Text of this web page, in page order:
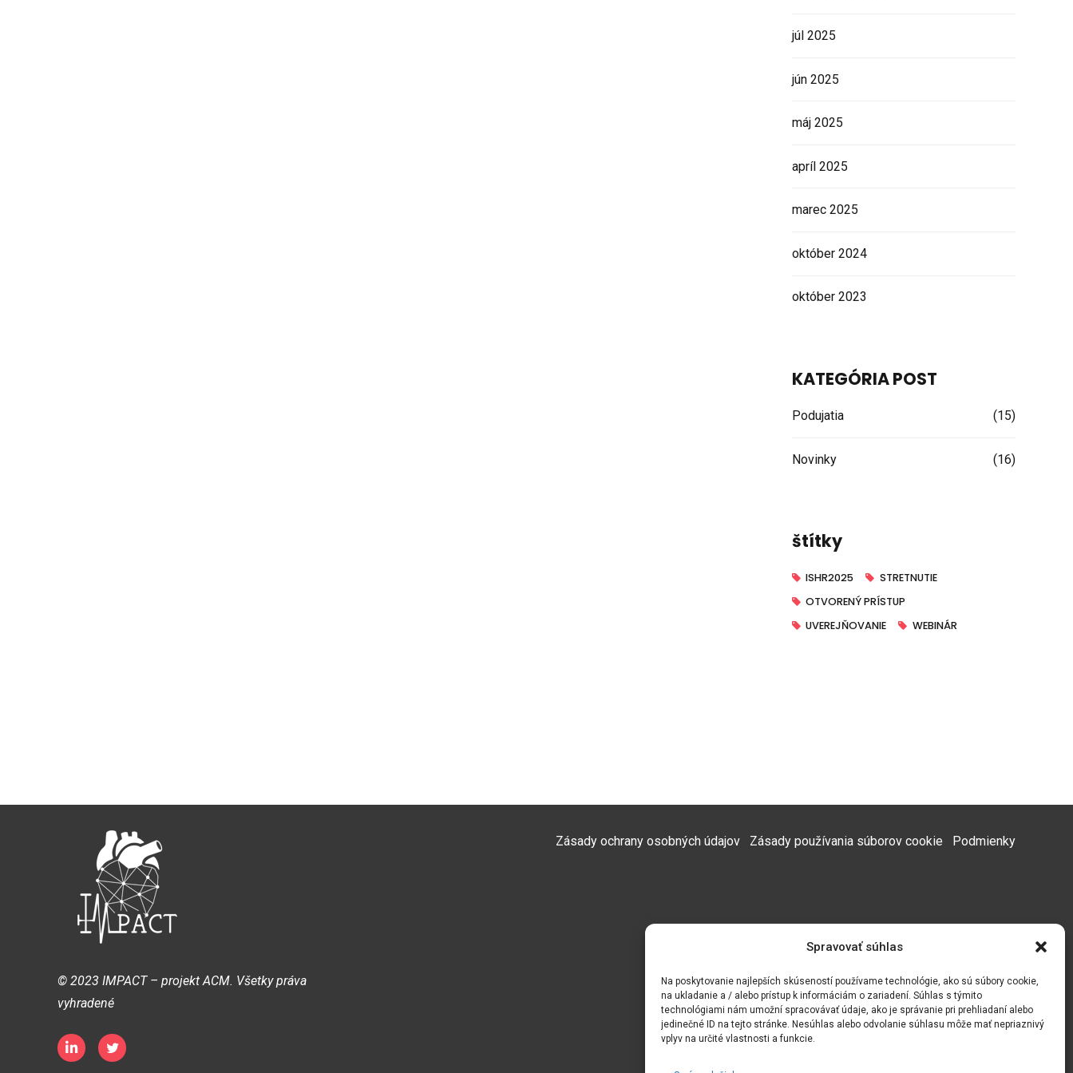
Spravovať súhlas
Na poskytovanie najlepších skúseností používame technológie, ako sú súbory cookie,
na ukladanie a / alebo prístup k informáciám o zariadení. Súhlas s týmito
technológiami nám umožní spracovávať údaje, ako je správanie pri prehliadaní alebo
jedinečné ID na tejto stránke. Nesúhlas alebo odvolanie súhlasu môže mať nepriaznivý
vplyv na určité vlastnosti a funkcie.
júl 2025
jún 2025
máj 2025
apríl 2025
marec 2025
október 2024
október 2023
KATEGÓRIA POST
Podujatia (15)
Novinky (16)
štítky
ISHR2025
STRETNUTIE
OTVORENÝ PRÍSTUP
UVEREJŇOVANIE
WEBINÁR
© 2023 IMPACT – projekt ACM. Všetky práva
vyhradené
Zásady ochrany osobných údajov Zásady používania súborov cookie Podmienky